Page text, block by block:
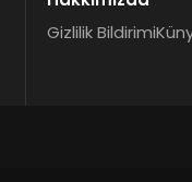
Gizlilik Bildirimi